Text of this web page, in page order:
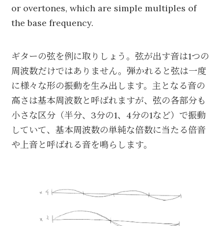
or overtones, which are simple multiples of
the base frequency.
ギターの弦を例に取りしょう。弦が出す音は1つの
周波数だけではありません。弾かれると弦は一度
に様々な形の振動を生み出します。主となる音の
高さは基本周波数と呼ばれますが、弦の各部分も
小さな区分（半分、3分の1、4分の1など）で振動
していて、基本周波数の単純な倍数に当たる倍音
や上音と呼ばれる音を鳴らします。